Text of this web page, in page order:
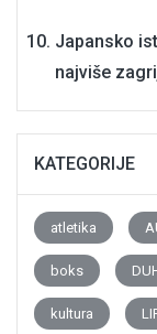
Japansko
najviše
KATEGORIJE
atletika
boks
kultura